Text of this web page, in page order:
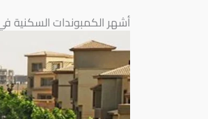
أشهر الكمبوندات السكنية